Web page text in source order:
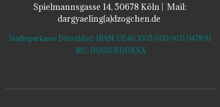
Spielmannsgasse 14, 50678 Köln | Mail:
dargyaeling(a)dzogchen.de
Stadtsparkasse Düsseldorf IBAN: DE40 3005 0110 0011 0478 91
BIC: DUSSDEDDXXX